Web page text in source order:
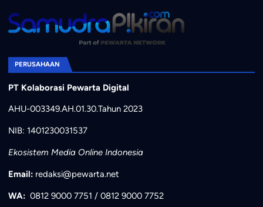
PERUSAHAAN
PT Kolaborasi Pewarta Digital
AHU-003349.AH.01.30.Tahun 2023
NIB: 1401230031537
Ekosistem Media Online Indonesia
Email: redaksi@pewarta.net
WA: 0812 9000 7751 / 0812 9000 7752